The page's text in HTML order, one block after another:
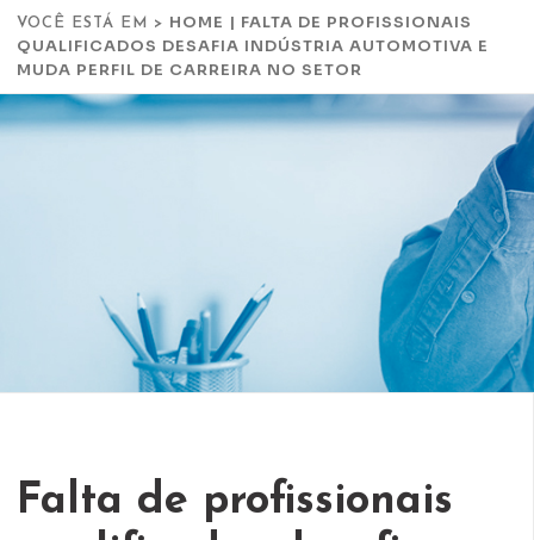
VOCÊ ESTÁ EM > HOME | FALTA DE PROFISSIONAIS
QUALIFICADOS DESAFIA INDÚSTRIA AUTOMOTIVA E
MUDA PERFIL DE CARREIRA NO SETOR
Falta de profissionais